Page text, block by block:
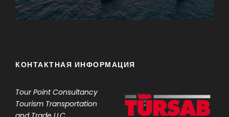
КОНТАКТНАЯ ИНФОРМАЦИЯ
Tour PointConsultancy
Tourism Transportation